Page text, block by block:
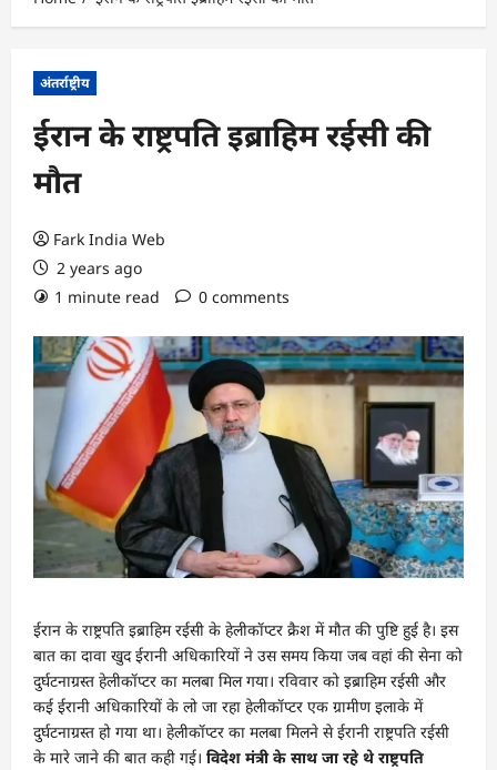
अंतर्राष्ट्रीय
ईरान के राष्ट्रपति इब्राहिम रईसी की
मौत
Fark India Web
2 years ago
1 minute read
0 comments
ईरान के राष्ट्रपति इब्राहिम रईसी के हेलीकॉप्टर क्रैश में मौत की पुष्टि हुई है। इस
बात का दावा खुद ईरानी अधिकारियों ने उस समय किया जब वहां की सेना को
दुर्घटनाग्रस्त हेलीकॉप्टर का मलबा मिल गया। रविवार को इब्राहिम रईसी और
कई ईरानी अधिकारियों के लो जा रहा हेलीकॉप्टर एक ग्रामीण इलाके में
दुर्घटनाग्रस्त हो गया था। हेलीकॉप्टर का मलबा मिलने से ईरानी राष्ट्रपति रईसी
के मारे जाने की बात कही गई। विदेश मंत्री के साथ जा रहे थे राष्ट्रपति